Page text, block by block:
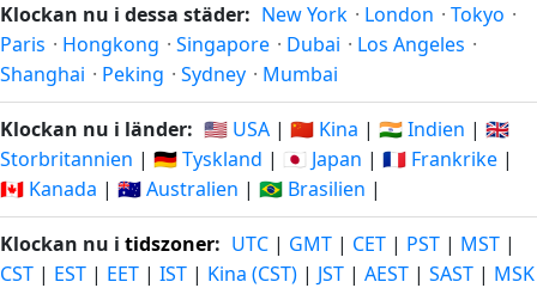
Klockan nu i dessa städer: New York · London · Tokyo ·
Paris · Hongkong · Singapore · Dubai · Los Angeles ·
Shanghai · Peking · Sydney · Mumbai
Klockan nu i länder: 🇺🇸 USA | 🇨🇳 Kina | 🇮🇳 Indien | 🇬🇧
Storbritannien | 🇩🇪 Tyskland | 🇯🇵 Japan | 🇫🇷 Frankrike |
🇨🇦 Kanada | 🇦🇺 Australien | 🇧🇷 Brasilien |
Klockan nu i tidszoner: UTC | GMT | CET | PST | MST |
CST | EST | EET | IST | Kina (CST) | JST | AEST | SAST | MSK